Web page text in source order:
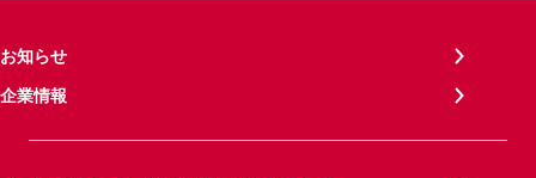
お知らせ
企業情報